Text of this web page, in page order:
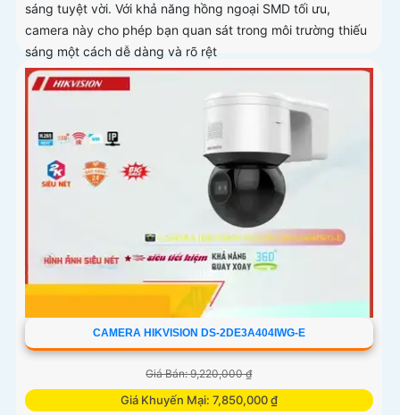
sáng tuyệt vời. Với khả năng hồng ngoại SMD tối ưu,
camera này cho phép bạn quan sát trong môi trường thiếu
sáng một cách dễ dàng và rõ rệt
CAMERA HIKVISION DS-2DE3A404IWG-E
Giá Bán: 9,220,000 ₫
Giá Khuyến Mại: 7,850,000 ₫